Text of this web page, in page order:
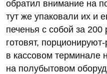
обратил внимание на
тут же упаковали их и
печенья с собой за 200
готовят,
в кассовом терминале
на полубытовом